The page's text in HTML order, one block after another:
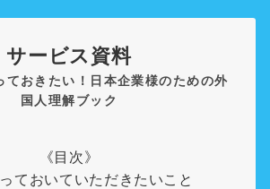
サービス資料
ておきたい！日本企業様のための外
国人理解ブック
《目次》
ておいていただきたいこと